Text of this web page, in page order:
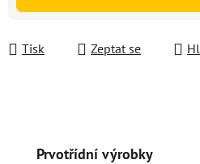
Tisk Zeptat se
Prvotřídní výrobky